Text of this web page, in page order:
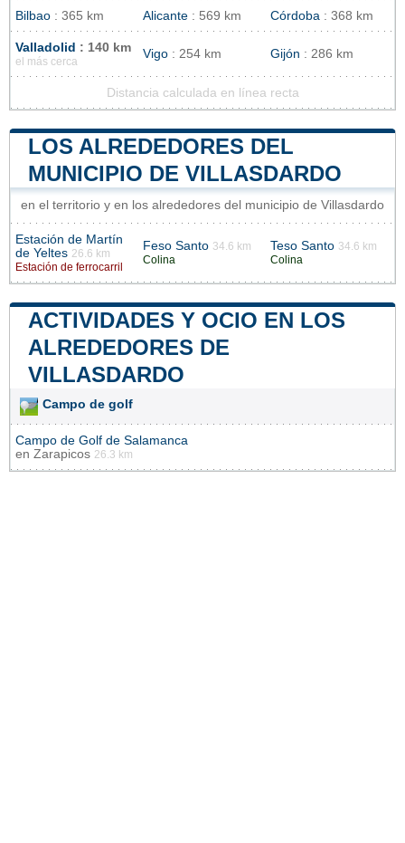
Bilbao : 365 km Alicante : 569 km Córdoba : 368 km
Valladolid : 140 km
el más cerca
Vigo : 254 km Gijón : 286 km
Distancia calculada en línea recta
LOS ALREDEDORES DEL
MUNICIPIO DE VILLASDARDO
en el territorio y en los alrededores del municipio de Villasdardo
Estación de Martín
de Yeltes 26.6 km
Estación de ferrocarril
Feso Santo 34.6 km
Colina
Teso Santo 34.6 km
Colina
ACTIVIDADES Y OCIO EN LOS
ALREDEDORES DE
VILLASDARDO
Campo de golf
Campo de Golf de Salamanca
en Zarapicos 26.3 km